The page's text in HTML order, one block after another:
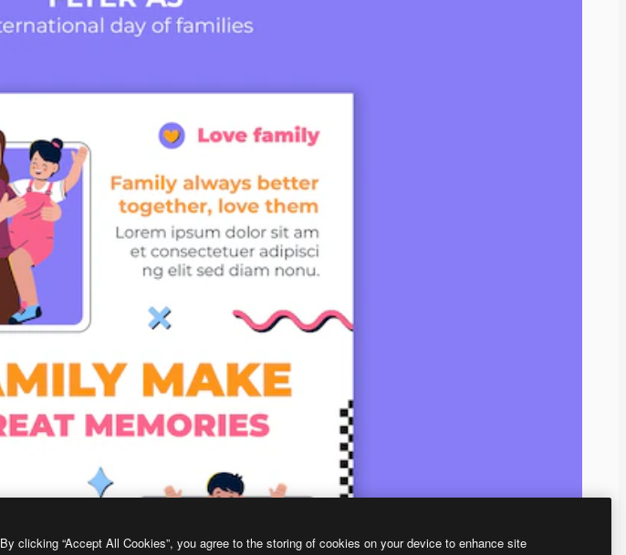
By clicking “Accept All Cookies”, you agree to the storing of cookies on your device to enhance site